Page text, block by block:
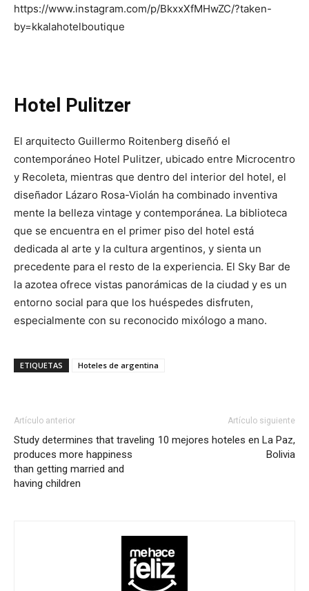
https://www.instagram.com/p/BkxxXfMHwZC/?taken-
by=kkalahotelboutique
Hotel Pulitzer
El arquitecto Guillermo Roitenberg diseñó el
contemporáneo Hotel Pulitzer, ubicado entre Microcentro
y Recoleta, mientras que dentro del interior del hotel, el
diseñador Lázaro Rosa-Violán ha combinado inventiva
mente la belleza vintage y contemporánea. La biblioteca
que se encuentra en el primer piso del hotel está
dedicada al arte y la cultura argentinos, y sienta un
precedente para el resto de la experiencia. El Sky Bar de
la azotea ofrece vistas panorámicas de la ciudad y es un
entorno social para que los huéspedes disfruten,
especialmente con su reconocido mixólogo a mano.
ETIQUETAS Hoteles de argentina
Artículo anterior
Study determines that traveling
produces more happiness
than getting married and
having children
Artículo siguiente
10 mejores hoteles en La Paz,
Bolivia